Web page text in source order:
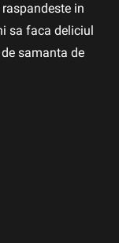
in
sa faca deliciul
samanta de